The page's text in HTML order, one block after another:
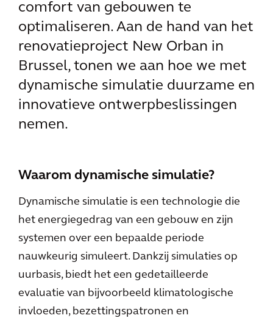
comfort van gebouwen te
optimaliseren. Aan de hand van het
renovatieproject New Orban in
Brussel, tonen we aan hoe we met
dynamische simulatie duurzame en
innovatieve ontwerpbeslissingen
nemen.
Waarom dynamische simulatie?
Dynamische simulatie is een technologie die
het energiegedrag van een gebouw en zijn
systemen over een bepaalde periode
nauwkeurig simuleert. Dankzij simulaties op
uurbasis, biedt het een gedetailleerde
evaluatie van bijvoorbeeld klimatologische
invloeden, bezettingspatronen en